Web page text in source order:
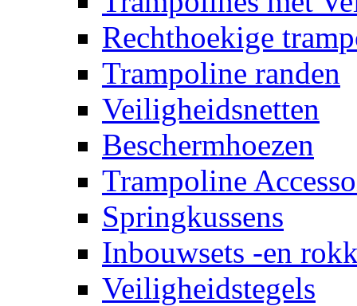
Rechthoekige
Trampoline randen
Veiligheidsnetten
Beschermhoezen
Trampoline
Springkussens
Inbouwsets -en
Veiligheidstegels